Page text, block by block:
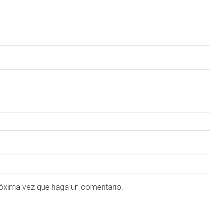
vez que haga un comentario.